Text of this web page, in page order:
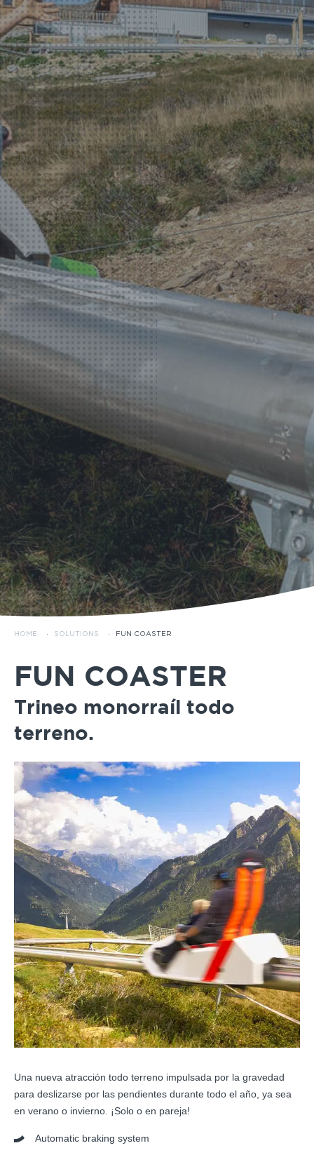
HOME · SOLUTIONS · FUN COASTER
Una nueva atracción todo terreno impulsada por la gravedad
para deslizarse por las pendientes durante todo el año, ya sea
en verano o invierno. ¡Solo o en pareja!
Automatic braking system
FUN COASTER
Trineo monorraíl todo
terreno.